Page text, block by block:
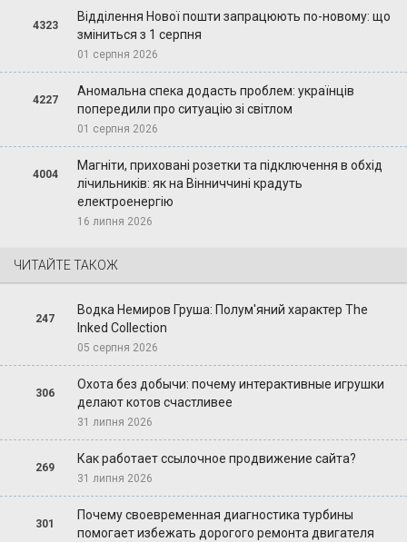
4323
Відділення Нової пошти запрацюють по-новому: що
зміниться з 1 серпня
01 серпня 2026
4227
Аномальна спека додасть проблем: українців
попередили про ситуацію зі світлом
01 серпня 2026
4004
Магніти, приховані розетки та підключення в обхід
лічильників: як на Вінниччині крадуть
електроенергію
16 липня 2026
ЧИТАЙТЕ ТАКОЖ
247
Водка Немиров Груша: Полум'яний характер The
Inked Collection
05 серпня 2026
306
Охота без добычи: почему интерактивные игрушки
делают котов счастливее
31 липня 2026
269
Как работает ссылочное продвижение сайта?
31 липня 2026
301
Почему своевременная диагностика турбины
помогает избежать дорогого ремонта двигателя